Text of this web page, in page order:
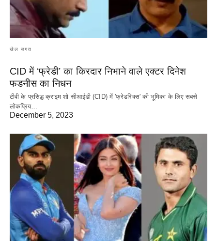
खेल जगत
CID में ‘फ्रेडी’ का किरदार निभाने वाले एक्टर दिनेश
फडनीस का निधन
टीवी के प्रसिद्ध क्राइम शो सीआईडी (CID) में 'फ्रेडरिक्स' की भूमिका के लिए सबसे
लोकप्रिय…
December 5, 2023